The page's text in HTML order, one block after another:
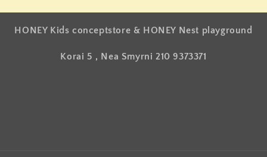
HONEY Kids conceptstore & HONEY Nest playground
Korai 5 , Nea Smyrni 210 9373371